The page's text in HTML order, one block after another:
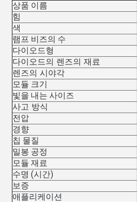
상품 이름
힘
색
램프 비즈의 수
다이오드형
다이오드의 렌즈의 재료
렌즈의 시야각
모듈 크기
빛을 내는 사이즈
사고 방식
전압
경향
칩 물질
밀봉 공정
모듈 재료
수명 (시간)
보증
애플리케이션